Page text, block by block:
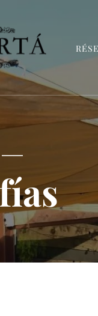
el Puerto Deportivo de